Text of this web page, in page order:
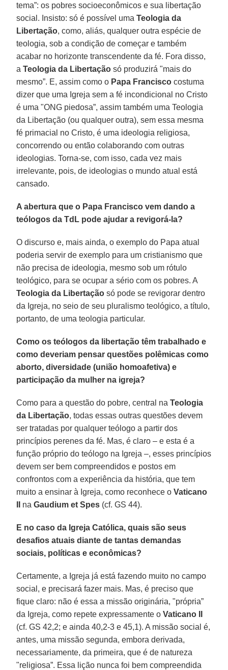
tema”: os pobres socioeconômicos e sua libertação
social. Insisto: só é possível umaTeologia da
Libertação, como, aliás, qualquer outra espécie de
teologia, sob a condição de começar e também
acabar no horizonte transcendente da fé. Fora disso,
aTeologia da Libertação só produzirá "mais do
mesmo”. E, assim como o Papa Francisco costuma
dizer que uma Igreja sem a fé incondicional no Cristo
é uma "ONG piedosa”, assim também uma Teologia
da Libertação (ou qualquer outra), sem essa mesma
fé primacial no Cristo, é uma ideologia religiosa,
concorrendo ou então colaborando com outras
ideologias. Torna-se, com isso, cada vez mais
irrelevante, pois, de ideologias o mundo atual está
cansado.
A abertura que o Papa Francisco vem dando a
teólogos da TdL pode ajudar a revigorá-la?
O discurso e, mais ainda, o exemplo do Papa atual
poderia servir de exemplo para um cristianismo que
não precisa de ideologia, mesmo sob um rótulo
teológico, para se ocupar a sério com os pobres. A
Teologia da Libertação só pode se revigorar dentro
da Igreja, no seio de seu pluralismo teológico, a título,
portanto, de uma teologia particular.
Como os teólogos da libertação têm trabalhado e
como deveriam pensar questões polêmicas como
aborto, diversidade (união homoafetiva) e
participação da mulher na igreja?
Como para a questão do pobre, central naTeologia
da Libertação, todas essas outras questões devem
ser tratadas por qualquer teólogo a partir dos
princípios perenes da fé. Mas, é claro – e esta é a
função próprio do teólogo na Igreja –, esses princípios
devem ser bem compreendidos e postos em
confrontos com a experiência da história, que tem
muito a ensinar à Igreja, como reconhece oVaticano
naGaudium et Spes (cf. GS 44).
E no caso da Igreja Católica, quais são seus
desafios atuais diante de tantas demandas
sociais, políticas e econômicas?
Certamente, a Igreja já está fazendo muito no campo
social, e precisará fazer mais. Mas, é preciso que
fique claro: não é essa a missão originária, "própria”
da Igreja, como repete expressamente oVaticano II
(cf. GS 42,2; e ainda 40,2-3 e 45,1). A missão social é,
antes, uma missão segunda, embora derivada,
necessariamente, da primeira, que é de natureza
"religiosa”. Essa lição nunca foi bem compreendida